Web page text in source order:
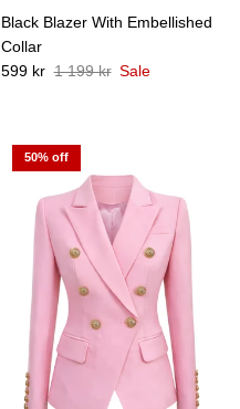
Black Blazer With Embellished
Collar
599 kr 1 199 kr Sale
50% off